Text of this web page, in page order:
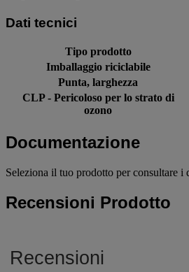
Dati tecnici
Tipo prodotto
Imballaggio riciclabile
Punta, larghezza
CLP - Pericoloso per lo strato di
ozono
Documentazione
Seleziona il tuo prodotto per consultare
Recensioni Prodotto